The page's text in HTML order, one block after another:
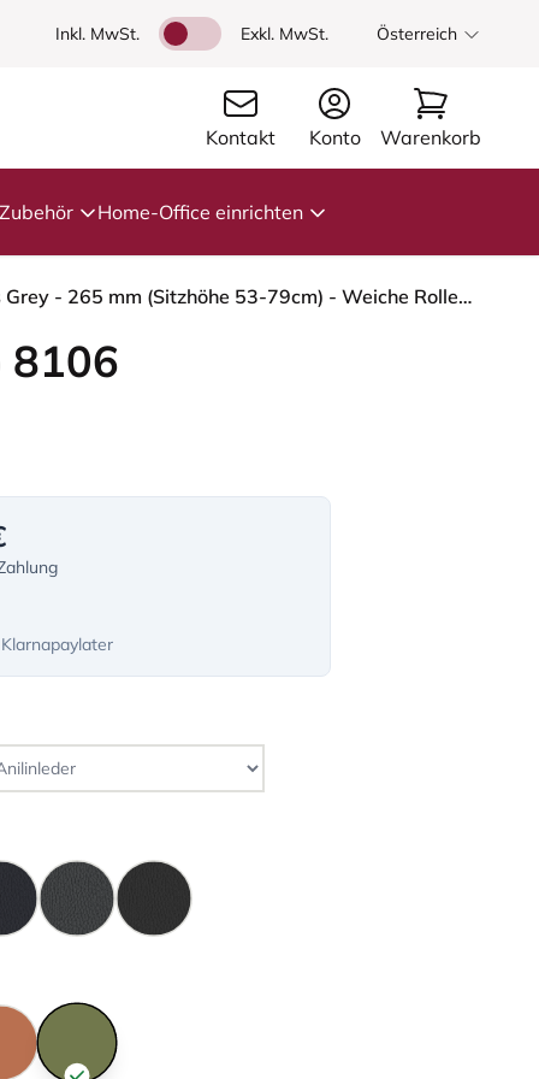
Inkl. MwSt. Exkl. MwSt. Österreich
Kontakt Konto Warenkorb
Zubehör Home-Office einrichten
HÅG Capisco 8106 - Paloma Soft (Wollsdorf) - Semi-Anilinleder - ATG55130 - Dark brown - Moss Grey - 265 mm (Sitzhöhe 53-79cm) - Weiche Rollen für harte Böden
8106